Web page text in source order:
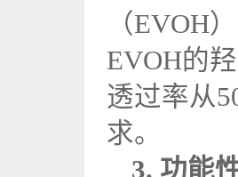
（EVOH
EVOH的
透过率从
求。
3. 功能